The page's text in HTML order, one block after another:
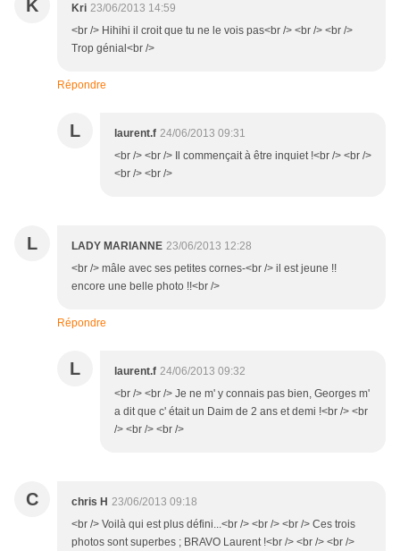
K Kri 23/06/2013 14:59
<br /> Hihihi il croit que tu ne le vois pas<br /> <br /> <br />
Trop génial<br />
Répondre
L laurent.f 24/06/2013 09:31
<br /> <br /> Il commençait à être inquiet !<br /> <br />
<br /> <br />
L LADY MARIANNE 23/06/2013 12:28
<br /> mâle avec ses petites cornes-<br /> il est jeune !!
encore une belle photo !!<br />
Répondre
L laurent.f 24/06/2013 09:32
<br /> <br /> Je ne m' y connais pas bien, Georges m'
a dit que c' était un Daim de 2 ans et demi !<br /> <br
/> <br /> <br />
C chris H 23/06/2013 09:18
<br /> Voilà qui est plus défini...<br /> <br /> <br /> Ces trois
photos sont superbes ; BRAVO Laurent !<br /> <br /> <br />